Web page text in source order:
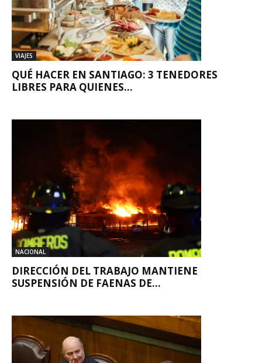
VIAJES
QUÉ HACER EN SANTIAGO: 3 TENEDORES
LIBRES PARA QUIENES...
NACIONAL
DIRECCIÓN DEL TRABAJO MANTIENE
SUSPENSIÓN DE FAENAS DE...